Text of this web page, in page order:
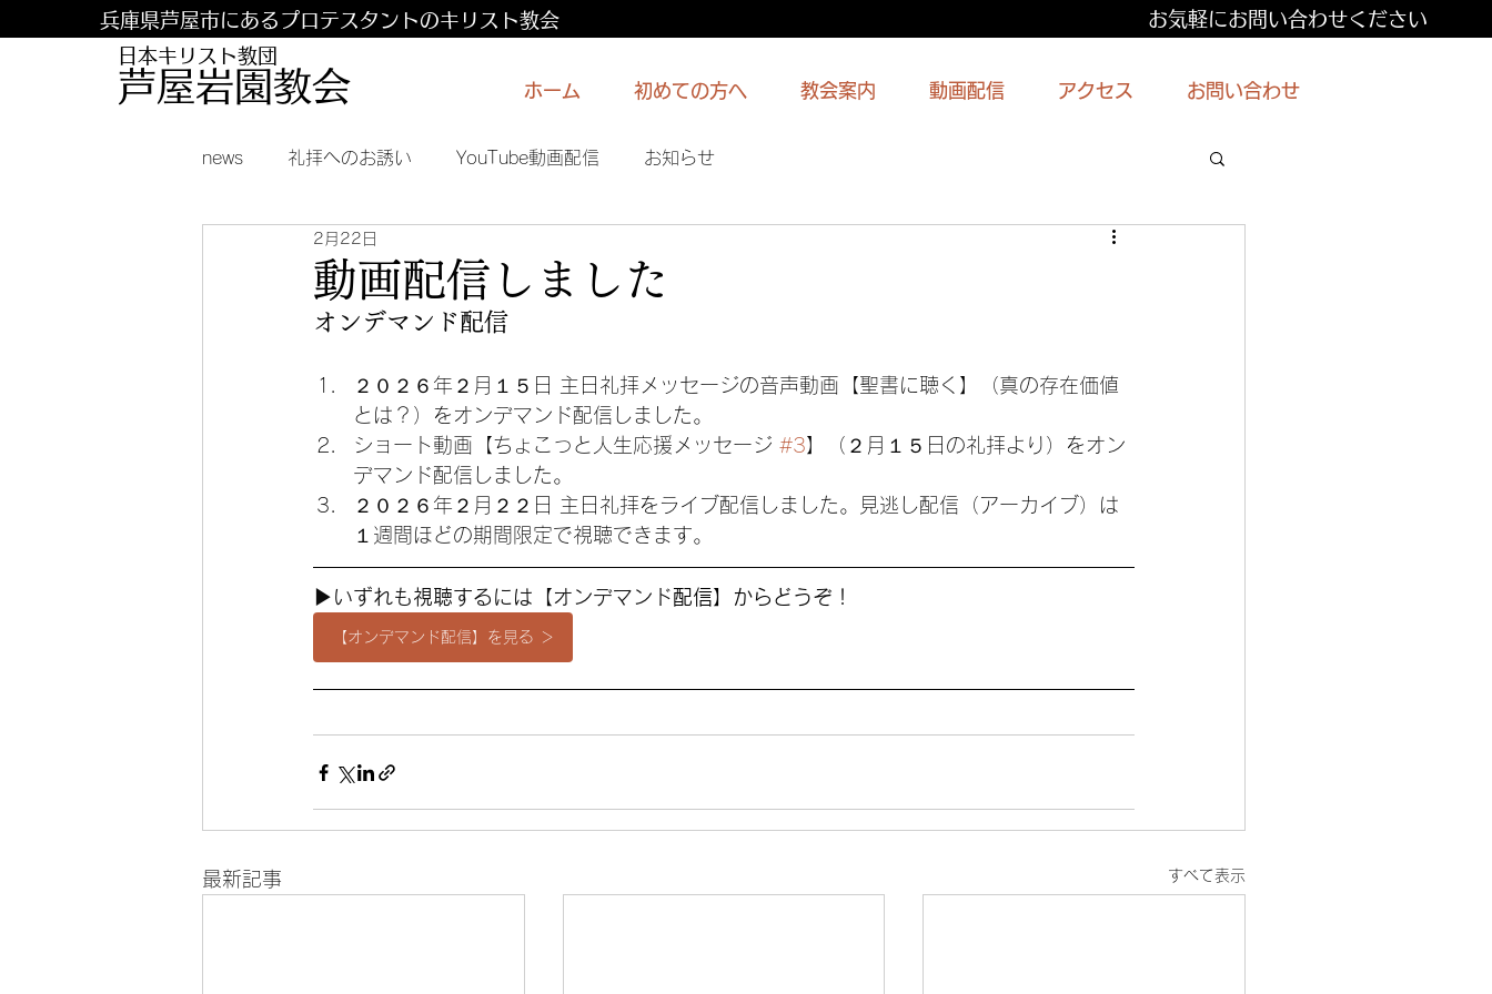
兵庫県芦屋市にあるプロテスタントのキリスト教会
お気軽にお問い合わせください
日本キリスト教団
​​芦屋岩園教会 ホーム 初めての方へ 教会案内 動画配信 アクセス お問い合わせ
news 礼拝へのお誘い YouTube動画配信 お知らせ
動画配信しました
2月22日
オンデマンド配信
２０２６年２月１５日 主日礼拝メッセージの音声動画【聖書に聴く】（真の存在価値
とは？）をオンデマンド配信しました。
ショート動画【ちょこっと人生応援メッセージ #3】（２月１５日の礼拝より）をオン
デマンド配信しました。
２０２６年２月２２日 主日礼拝をライブ配信しました。見逃し配信（アーカイブ）は
１週間ほどの期間限定で視聴できます。
▶︎いずれも視聴するには【オンデマンド配信】からどうぞ ！
【オンデマンド配信】を見る ＞
最新記事 すべて表示